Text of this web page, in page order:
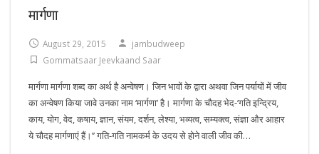
मार्गणा
August 29, 2015
jambudweep
Gommatsaar Jeevkaand Saar
मार्गणा मार्गणा शब्द का अर्थ है अन्वेषण। जिन भावों के द्वारा अथवा जिन पर्यायों में जीव
का अन्वेषण किया जावे उनका नाम ‘मार्गणा’ है। मार्गणा के चौदह भेद-‘गति इन्द्रिय,
काय, योग, वेद, कषाय, ज्ञान, संयम, दर्शन, लेश्या, भव्यत्व, सम्यक्त्व, संज्ञा और आहार
ये चौदह मार्गणाएं हैं।’’ गति-गति नामकर्म के उदय से होने वाली जीव की…